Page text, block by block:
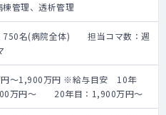
棟管理、透析管理
750名(病院全体) 担当コマ数：週
～1,900万円 ※給与目安 10年
万円～ 20年目：1,900万円～